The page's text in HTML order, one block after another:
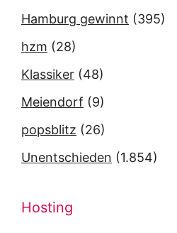
Hamburg gewinnt (395)
hzm (28)
Klassiker (48)
Meiendorf (9)
popsblitz (26)
Unentschieden (1.854)
Hosting